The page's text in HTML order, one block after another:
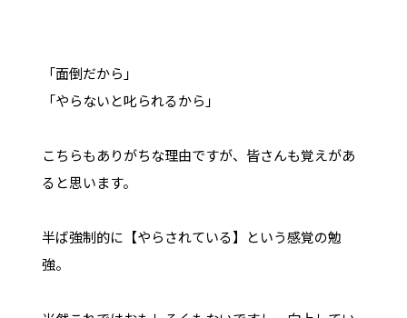
「面倒だから」
「やらないと叱られるから」
こちらもありがちな理由ですが、皆さんも覚えがあ
ると思います。
半ば強制的に【やらされている】という感覚の勉
強。